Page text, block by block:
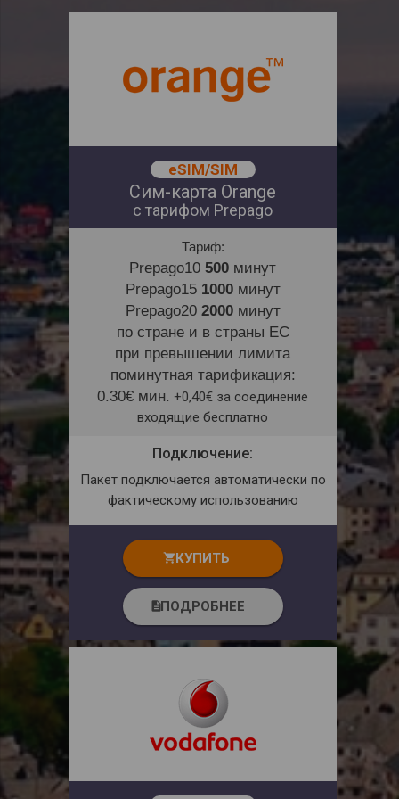
eSIM/SIM
Сим-карта Orange
с тарифом Prepago
Тариф:
Prepago10500 минут
Prepago15 1000минут
Prepago20 2000минут
по стране и в страны ЕС
при превышении лимита
поминутная тарификация:
0.30€ мин. +0,40€ за соединение
входящие бесплатно
Подключение:
Пакет подключается автоматически по
фактическому использованию
shopping_cartКУПИТЬ
descriptionПОДРОБНЕЕ